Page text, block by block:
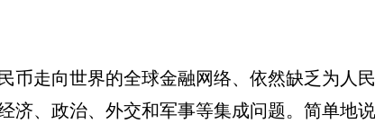
走向世界的全球金融网络、依然缺乏为人
、政治、外交和军事等集成问题。简单地